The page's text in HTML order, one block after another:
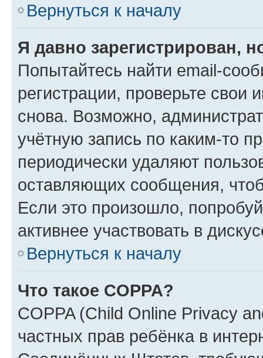
Вернуться к началу
Я давно зарегистрирован,
Попытайтесь найти email-
регистрации, проверьте свои
снова. Возможно,
учётную запись по каким-то
периодически удаляют
оставляющих сообщения,
Если это произошло,
активнее участвовать в
Вернуться к началу
Что такое COPPA?
COPPA (Child Online Privacy
частных прав ребёнка в